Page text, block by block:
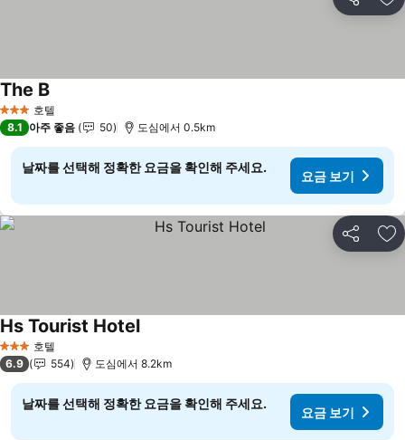
공유 즐
3 성급 호텔
The B
8.1 아주 좋음 50 도심에서 0.5km
날짜를 선택해 정확한 요금을 확인해 주세요.
요금 보기
공유 즐
3 성급 호텔
Hs Tourist Hotel
6.9 554 도심에서 8.2km
날짜를 선택해 정확한 요금을 확인해 주세요.
요금 보기